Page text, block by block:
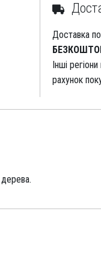
Доставка по
Інші
рахунок